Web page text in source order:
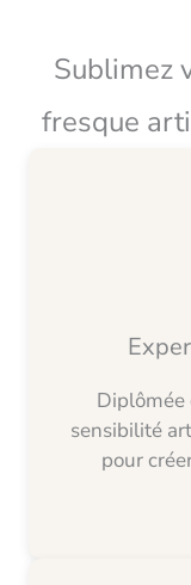
Sublimez
fresque
Diplômée
sensibilité
pour